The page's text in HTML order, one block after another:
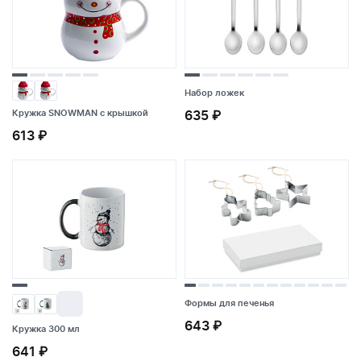
Кружка SNOWMAN с крышкой
613 ₽
Кружка SNOWMAN с крышкой
613 ₽
Набор ложек
635 ₽
Набор ложек
Кружка 300 мл
641 ₽
Кружка 300 мл
641 ₽
Формы для печенья
643 ₽
Формы для печенья